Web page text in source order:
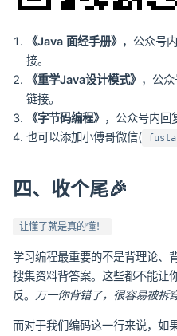
《Java 面经手册》 ，公众号内
接。
《重学Java设计模式》 ，公众
链接。
《字节码编程》 ，公众号内回
也可以添加小傅哥微信(
四、收个尾🎉
让懂了就是真的懂！
学习编程最重要的不是背理论、
搜集资料背答案。这些都不能让
反。
万一你背错了，很容易被拆
而对于我们编码这一行来说，如